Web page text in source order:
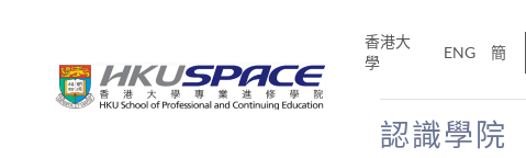
香港大
學
ENG 簡
認識學院